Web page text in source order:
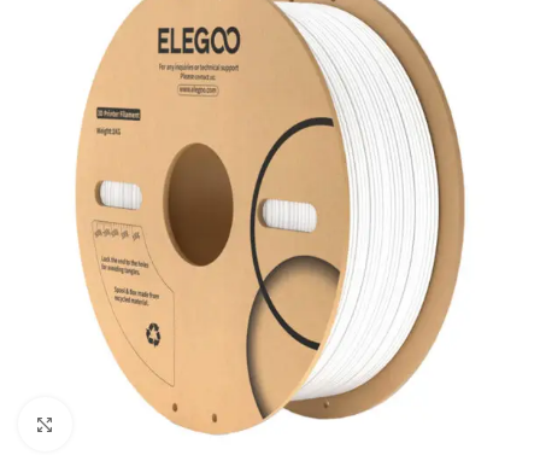
Noklikšķiniet, lai palielinātu